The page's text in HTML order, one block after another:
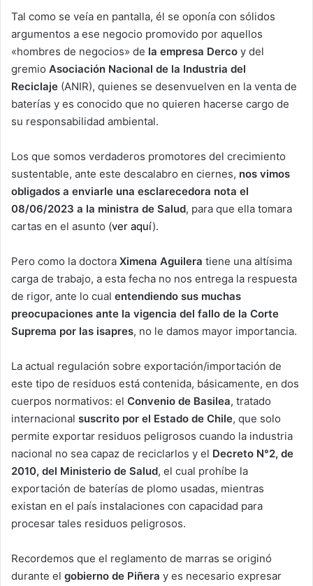
Tal como se veía en pantalla, él se oponía con sólidos
argumentos a ese negocio promovido por aquellos
«hombres de negocios» de la empresa Derco y del
gremio Asociación Nacional de la Industria del
Reciclaje (ANIR), quienes se desenvuelven en la venta de
baterías y es conocido que no quieren hacerse cargo de
su responsabilidad ambiental.
Los que somos verdaderos promotores del crecimiento
sustentable, ante este descalabro en ciernes, nos vimos
obligados a enviarle una esclarecedora nota el
08/06/2023 a la ministra de Salud, para que ella tomara
cartas en el asunto (ver aquí).
Pero como la doctora Ximena Aguilera tiene una altísima
carga de trabajo, a esta fecha no nos entrega la respuesta
de rigor, ante lo cual entendiendo sus muchas
preocupaciones ante la vigencia del fallo de la Corte
Suprema por las isapres, no le damos mayor importancia.
La actual regulación sobre exportación/importación de
este tipo de residuos está contenida, básicamente, en dos
cuerpos normativos: el Convenio de Basilea, tratado
internacional suscrito por el Estado de Chile, que solo
permite exportar residuos peligrosos cuando la industria
nacional no sea capaz de reciclarlos y el Decreto N°2, de
2010, del Ministerio de Salud, el cual prohíbe la
exportación de baterías de plomo usadas, mientras
existan en el país instalaciones con capacidad para
procesar tales residuos peligrosos.
Recordemos que el reglamento de marras se originó
durante el gobierno de Piñera y es necesario expresar